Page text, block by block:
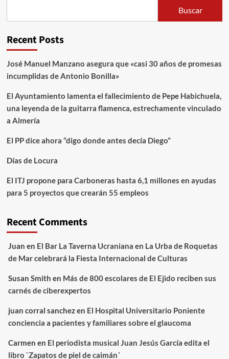
Buscar
Recent Posts
José Manuel Manzano asegura que «casi 30 años de promesas
incumplidas de Antonio Bonilla»
El Ayuntamiento lamenta el fallecimiento de Pepe Habichuela,
una leyenda de la guitarra flamenca, estrechamente vinculado
a Almería
El PP dice ahora “digo donde antes decía Diego”
Días de Locura
El ITJ propone para Carboneras hasta 6,1 millones en ayudas
para 5 proyectos que crearán 55 empleos
Recent Comments
Juan en El Bar La Taverna Ucraniana en La Urba de Roquetas
de Mar celebrará la Fiesta Internacional de Culturas
Susan Smith en Más de 800 escolares de El Ejido reciben sus
carnés de ciberexpertos
juan corral sanchezen El Hospital Universitario Poniente
conciencia a pacientes y familiares sobre el glaucoma
Carmen en El periodista musical Juan Jesús García edita el
libro `Zapatos de piel de caimán´